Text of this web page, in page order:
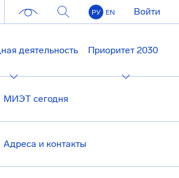
РУ EN Войти
деятельность Приоритет 2030
МИЭТ сегодня
Адреса и контакты